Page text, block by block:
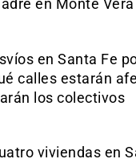
en Monte Vera
en Santa Fe
calles estarán
los colectivos
viviendas en